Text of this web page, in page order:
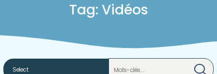
Tag: Vidéos